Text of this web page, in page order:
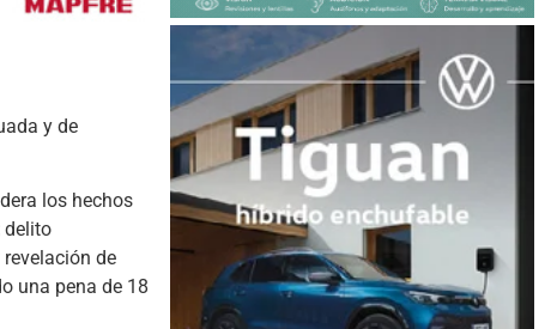
y de
los hechos
delito
de
una pena de 18